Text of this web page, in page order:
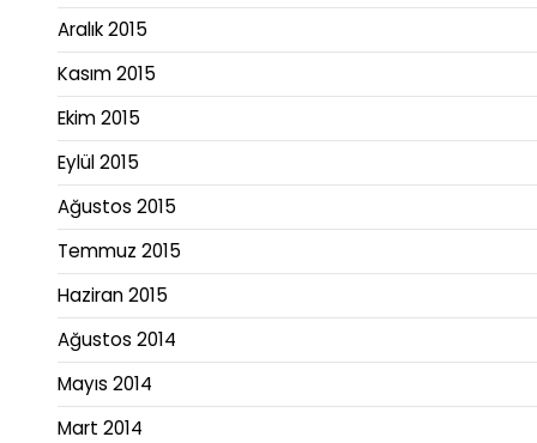
Aralık 2015
Kasım 2015
Ekim 2015
Eylül 2015
Ağustos 2015
Temmuz 2015
Haziran 2015
Ağustos 2014
Mayıs 2014
Mart 2014